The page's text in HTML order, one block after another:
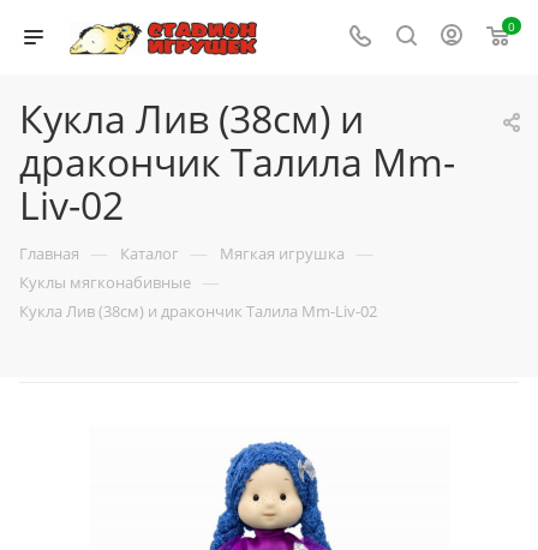
0
Кукла Лив (38см) и
дракончик Талила Mm-
Liv-02
Главная — Каталог — Мягкая игрушка —
Куклы мягконабивные —
Кукла Лив (38см) и дракончик Талила Mm-Liv-02